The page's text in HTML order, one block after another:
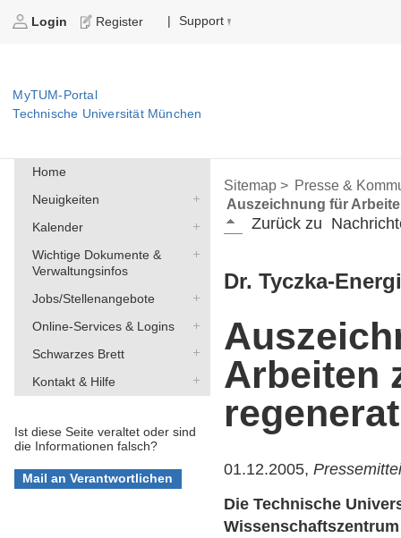
Login Register | Support
MyTUM-Portal
Technische Universität München
Home
Neuigkeiten
Kalender
Wichtige Dokumente &
Verwaltungsinfos
Jobs/Stellenangebote
Online-Services & Logins
Schwarzes Brett
Kontakt & Hilfe
Ist diese Seite veraltet oder sind
die Informationen falsch?
Sitemap > Presse &
Auszeichnung für
Zurück zu
Dr. Tyczka-
Arbeiten
01.12.2005,
Die Technische